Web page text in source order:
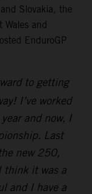
Slovakia, the
and
EnduroGP
to getting
I’ve worked
and now, I
Last
new 250,
think it was a
and I have a